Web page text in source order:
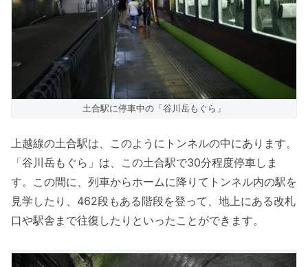
土合駅に停車中の「谷川岳もぐら」
上越線の土合駅は、このようにトンネルの中にあります。
「谷川岳もぐら」は、この土合駅で30分程度停車しま
す。この間に、列車からホームに降りてトンネル内の駅を
見学したり、462段もある階段を登って、地上にある改札
口や駅舎まで往復したりといったことができます。